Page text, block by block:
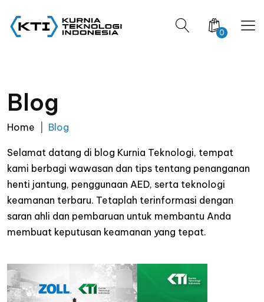
0
Blog
Home Blog
Selamat datang di blog Kurnia Teknologi, tempat
kami berbagi wawasan dan tips tentang penanganan
henti jantung, penggunaan AED, serta teknologi
keamanan terbaru. Tetaplah terinformasi dengan
saran ahli dan pembaruan untuk membantu Anda
membuat keputusan keamanan yang tepat.